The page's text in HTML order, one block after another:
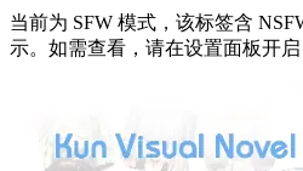
当前为 SFW 模式，该标签含
示。如需查看，请在设置面板开启